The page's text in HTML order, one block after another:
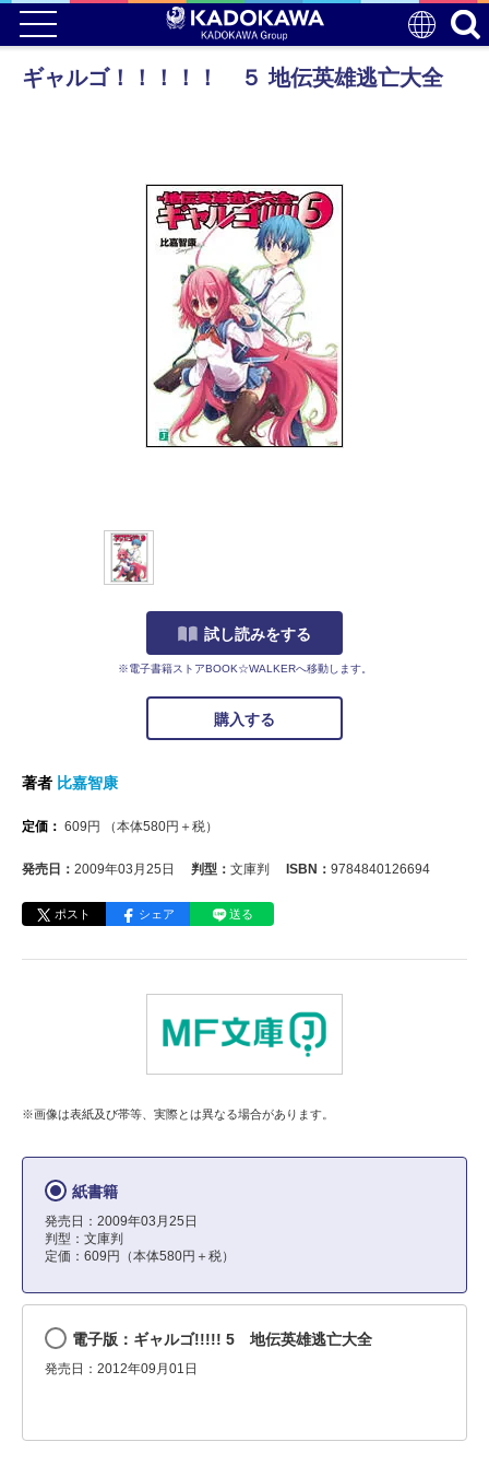
ギャルゴ！！！！！ ５ 地伝英雄逃亡大全
試し読みをする
※電子書籍ストアBOOK☆WALKERへ移動します。
購入する
著者 比嘉智康
定価： 609 円 （本体580円＋税）
発売日： 2009年03月25日 判型： 文庫判 ISBN： 9784840126694
ポスト シェア 送る
※画像は表紙及び帯等、実際とは異なる場合があります。
紙書籍
発売日：2009年03月25日
判型：文庫判
定価：609円（本体580円＋税）
電子版：ギャルゴ!!!!! 5 地伝英雄逃亡大全
発売日：2012年09月01日